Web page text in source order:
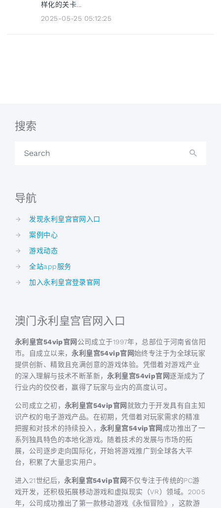
样化的关卡...
2025-05-25 05:12:25
搜索
Search
导航
发现永利皇宫官网入口
案例中心
游戏动态
全站app服务
加入永利皇宫登录官网
澳门永利皇宫官网入口
永利皇宫54vip官网 公司成立于1997年，总部位于河南省信阳
市。自成立以来，永利皇宫54vip官网始终专注于为全球玩家
提供创新、精致且充满创意的游戏体验。凭借着对游戏产业
的深入理解与技术不断革新，永利皇宫54vip官网逐渐成为了
行业内的佼佼者，赢得了玩家与业内的高度认可。
公司成立之初， 永利皇宫54vip官网就致力于开发具有自主知
识产权的电子游戏产品。在初期，凭借着对玩家需求的精准
把握和对技术的持续投入，永利皇宫54vip官网 成功推出了一
系列独具特色的本地化游戏。随着技术的发展与市场的拓
展，公司逐步走向国际化，开始将游戏推广到全球各大平
台，积累了大量忠实用户。
进入21世纪后，永利皇宫54vip官网不仅专注于传统的PC游
戏开发，还积极拓展移动游戏和虚拟现实（VR）领域。2005
年，公司成功推出了第一款移动游戏《永恒冒险》，这款游